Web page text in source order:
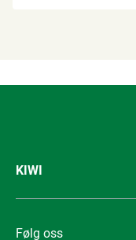
KIWI
Følg oss